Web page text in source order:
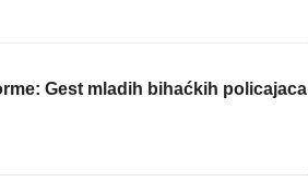
Gest mladih bihaćkih policajaca